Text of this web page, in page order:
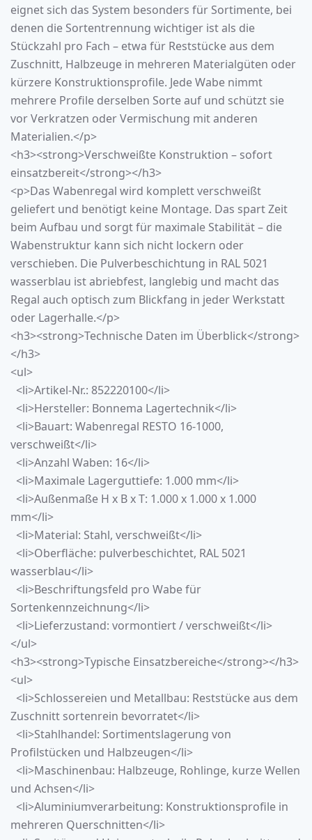
eignet sich das System besonders für Sortimente, bei
denen die Sortentrennung wichtiger ist als die
Stückzahl pro Fach – etwa für Reststücke aus dem
Zuschnitt, Halbzeuge in mehreren Materialgüten oder
kürzere Konstruktionsprofile. Jede Wabe nimmt
mehrere Profile derselben Sorte auf und schützt sie
vor Verkratzen oder Vermischung mit anderen
Materialien.</p>
<h3><strong>Verschweißte Konstruktion – sofort
einsatzbereit</strong></h3>
<p>Das Wabenregal wird komplett verschweißt
geliefert und benötigt keine Montage. Das spart Zeit
beim Aufbau und sorgt für maximale Stabilität – die
Wabenstruktur kann sich nicht lockern oder
verschieben. Die Pulverbeschichtung in RAL 5021
wasserblau ist abriebfest, langlebig und macht das
Regal auch optisch zum Blickfang in jeder Werkstatt
oder Lagerhalle.</p>
<h3><strong>Technische Daten im Überblick</strong>
</h3>
<ul>
<li>Artikel-Nr.: 852220100</li>
<li>Hersteller: Bonnema Lagertechnik</li>
<li>Bauart: Wabenregal RESTO 16-1000,
verschweißt</li>
<li>Anzahl Waben: 16</li>
<li>Maximale Lagerguttiefe: 1.000 mm</li>
<li>Außenmaße H x B x T: 1.000 x 1.000 x 1.000
mm</li>
<li>Material: Stahl, verschweißt</li>
<li>Oberfläche: pulverbeschichtet, RAL 5021
wasserblau</li>
<li>Beschriftungsfeld pro Wabe für
Sortenkennzeichnung</li>
<li>Lieferzustand: vormontiert / verschweißt</li>
</ul>
<h3><strong>Typische Einsatzbereiche</strong></h3>
<ul>
<li>Schlossereien und Metallbau: Reststücke aus dem
Zuschnitt sortenrein bevorratet</li>
<li>Stahlhandel: Sortimentslagerung von
Profilstücken und Halbzeugen</li>
<li>Maschinenbau: Halbzeuge, Rohlinge, kurze Wellen
und Achsen</li>
<li>Aluminiumverarbeitung: Konstruktionsprofile in
mehreren Querschnitten</li>